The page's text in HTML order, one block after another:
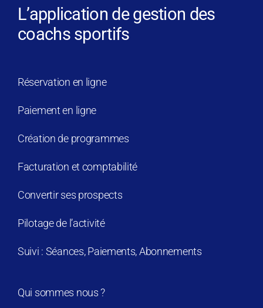
L’application de gestion des
coachs sportifs
Réservation en ligne
Paiement en ligne
Création de programmes
Facturation et comptabilité
Convertir ses prospects
Pilotage de l’activité
Suivi : Séances, Paiements, Abonnements
Qui sommes nous ?